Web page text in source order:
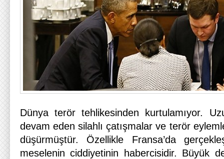
Dünya terör tehlikesinden kurtulamıyor.
devam eden silahlı çatışmalar ve terör
düşürmüştür. Özellikle Fransa’da
meselenin ciddiyetinin habercisidir. Büyük